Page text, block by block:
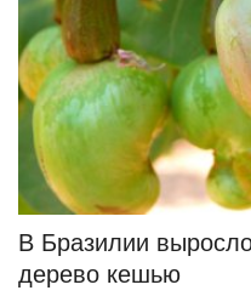
В Бразилии
дерево кешью